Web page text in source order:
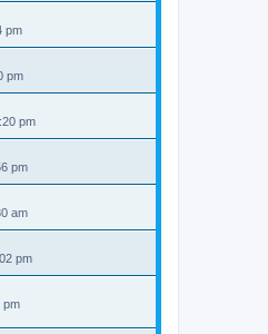
pm
pm
pm
pm
am
pm
pm